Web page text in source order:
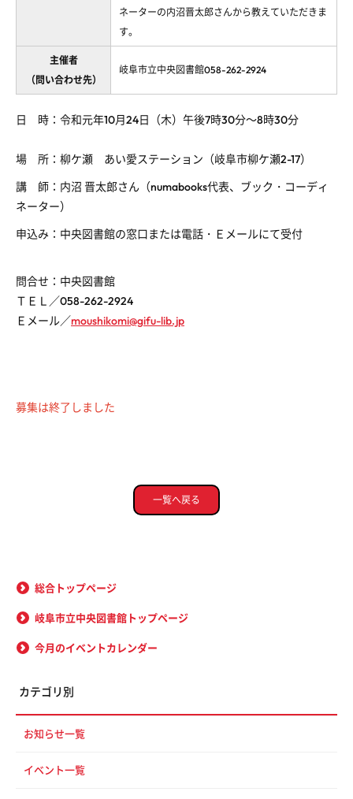
ネーターの内沼晋太郎さんから教えていただきま
す。
主催者
（問い合わせ先）
岐阜市立中央図書館058-262-2924
日 時：令和元年10月24日（木）午後7時30分～8時30分
場 所：柳ケ瀬 あい愛ステーション（岐阜市柳ケ瀬2-17）
講 師：内沼 晋太郎さん（numabooks代表、ブック・コーディ
ネーター）
申込み：中央図書館の窓口または電話・Ｅメールにて受付
問合せ：中央図書館
ＴＥＬ／058-262-2924
Ｅメール／moushikomi@gifu-lib.jp
募集は終了しました
一覧へ戻る
総合トップページ
岐阜市立中央図書館トップページ
今月のイベントカレンダー
カテゴリ別
お知らせ一覧
イベント一覧